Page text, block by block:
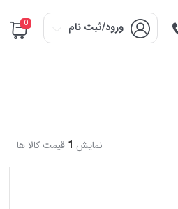
ورود/ثبت نام 0
نمایش 1 قیمت کالا ها